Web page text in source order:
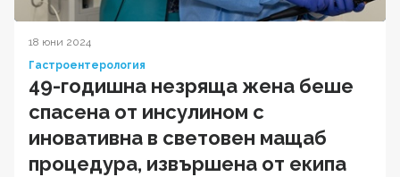
18 юни 2024
Гастроентерология
49-годишна незряща жена беше
спасена от инсулином с
иновативна в световен мащаб
процедура, извършена от екипа